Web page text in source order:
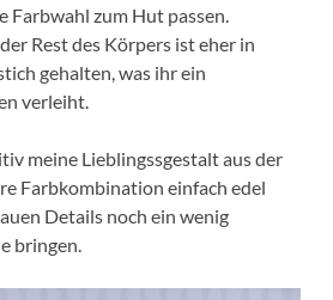
Farbwahl zum Hut passen.
Rest des Körpers ist eher in
gehalten, was ihr ein
verleiht.
meine Lieblingssgestalt aus der
Farbkombination einfach edel
Details noch ein wenig
bringen.